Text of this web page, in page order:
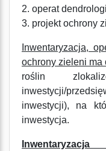
2. operat
3. projekt ochrony
Inwentaryzacja,
ochrony zieleni ma
roślin
inwestycji/
inwestycji), na
inwestycja.